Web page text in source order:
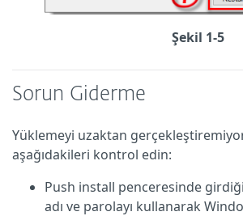
Şekil 1-5
Sorun Giderme
Yüklemeyi uzaktan
aşağıdakileri kontrol edin:
Push install penceresinde
adı ve parolayı kullanarak